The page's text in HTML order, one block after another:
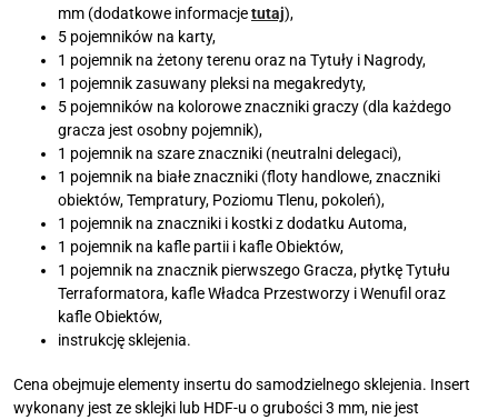
mm (dodatkowe informacjetutaj),
5 pojemników na karty,
1 pojemnik na żetony terenu oraz na Tytuły i Nagrody,
1 pojemnik zasuwany pleksi na megakredyty,
5 pojemników na kolorowe znaczniki graczy (dla każdego
gracza jest osobny pojemnik),
1 pojemnik na szare znaczniki (neutralni delegaci),
1 pojemnik na białe znaczniki (floty handlowe, znaczniki
obiektów, Tempratury, Poziomu Tlenu, pokoleń),
1 pojemnik na znaczniki i kostki z dodatku Automa,
1 pojemnik na kafle partii i kafle Obiektów,
1 pojemnik na znacznik pierwszego Gracza, płytkę Tytułu
Terraformatora, kafle Władca Przestworzy i Wenufil oraz
kafle Obiektów,
instrukcję sklejenia.
Cena obejmuje elementy insertu do samodzielnego sklejenia. Insert
wykonany jest ze sklejki lub HDF-u o grubości 3 mm, nie jest